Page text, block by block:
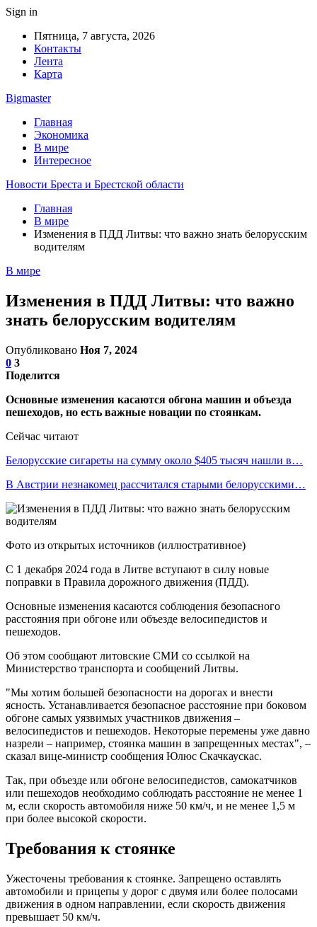
Sign in
Пятница, 7 августа, 2026
Контакты
Лента
Карта
Bigmaster
Главная
Экономика
В мире
Интересное
Новости Бреста и Брестской области
Главная
В мире
Изменения в ПДД Литвы: что важно знать белорусским
водителям
В мире
Изменения в ПДД Литвы: что важно
знать белорусским водителям
Опубликовано Ноя 7, 2024
0 3
Поделится
Основные изменения касаются обгона машин и объезда
пешеходов, но есть важные новации по стоянкам.
Сейчас читают
Белорусские сигареты на сумму около $405 тысяч нашли в…
В Австрии незнакомец рассчитался старыми белорусскими…
Фото из открытых источников (иллюстративное)
С 1 декабря 2024 года в Литве вступают в силу новые
поправки в Правила дорожного движения (ПДД).
Основные изменения касаются соблюдения безопасного
расстояния при обгоне или объезде велосипедистов и
пешеходов.
Об этом сообщают литовские СМИ со ссылкой на
Министерство транспорта и сообщений Литвы.
"Мы хотим большей безопасности на дорогах и внести
ясность. Устанавливается безопасное расстояние при боковом
обгоне самых уязвимых участников движения –
велосипедистов и пешеходов. Некоторые перемены уже давно
назрели – например, стоянка машин в запрещенных местах", –
сказал вице-министр сообщения Юлюс Скачкаускас.
Так, при объезде или обгоне велосипедистов, самокатчиков
или пешеходов необходимо соблюдать расстояние не менее 1
м, если скорость автомобиля ниже 50 км/ч, и не менее 1,5 м
при более высокой скорости.
Требования к стоянке
Ужесточены требования к стоянке. Запрещено оставлять
автомобили и прицепы у дорог с двумя или более полосами
движения в одном направлении, если скорость движения
превышает 50 км/ч.